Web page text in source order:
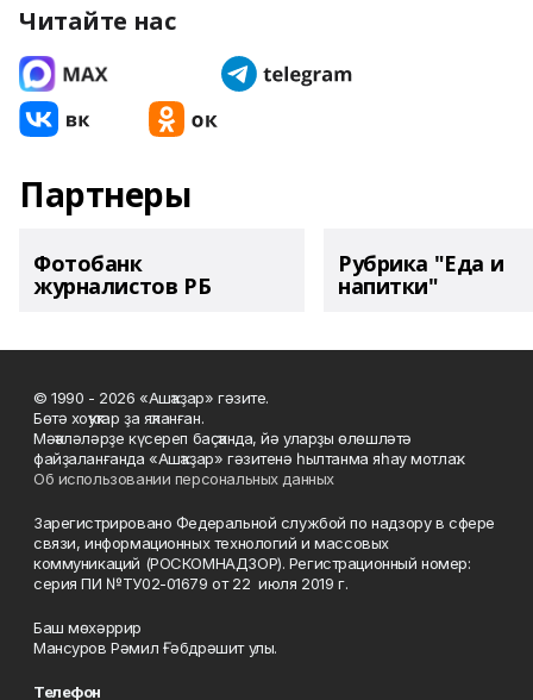
Читайте нас
Партнеры
Фотобанк
журналистов РБ
Рубрика "Еда и
напитки"
© 1990 - 2026 «Ашҡаҙар» гәзите.
Бөтә хоҡуҡтар ҙа яҡланған.
Мәҡәләләрҙе күсереп баҫҡанда, йә уларҙы өлөшләтә
файҙаланғанда «Ашҡаҙар» гәзитенә һылтанма яһау мотлаҡ.
Об использовании персональных данных
Зарегистрировано Федеральной службой по надзору в сфере
связи, информационных технологий и массовых
коммуникаций (РОСКОМНАДЗОР). Регистрационный номер:
серия ПИ №ТУ02-01679 от 22 июля 2019 г.
Баш мөхәррир
Мансуров Рәмил Ғәбдрәшит улы.
Телефон